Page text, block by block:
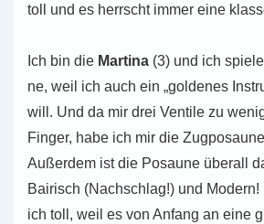
toll und es herrscht immer eine
Ich bin die Mar­ti­na (3) und ich
ne, weil ich auch ein „gol­de­nes
will. Und da mir drei Ven­ti­le zu
Finger, habe ich mir die
Außer­dem ist die Posau­ne über­all
Bai­risch (Nach­schlag!) und
ich toll, weil es von Anfang an eine